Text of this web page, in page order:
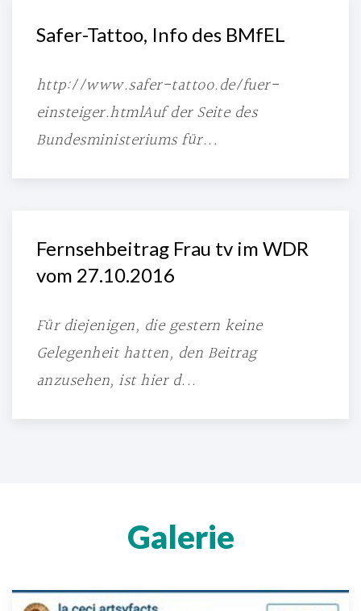
Safer-Tattoo, Info des BMfEL
http://www.safer-tattoo.de/fuer-
einsteiger.htmlAuf der Seite des
Bundesministeriums für...
Fernsehbeitrag Frau tv im WDR
vom 27.10.2016
Für diejenigen, die gestern keine
Gelegenheit hatten, den Beitrag
anzusehen, ist hier d...
Galerie